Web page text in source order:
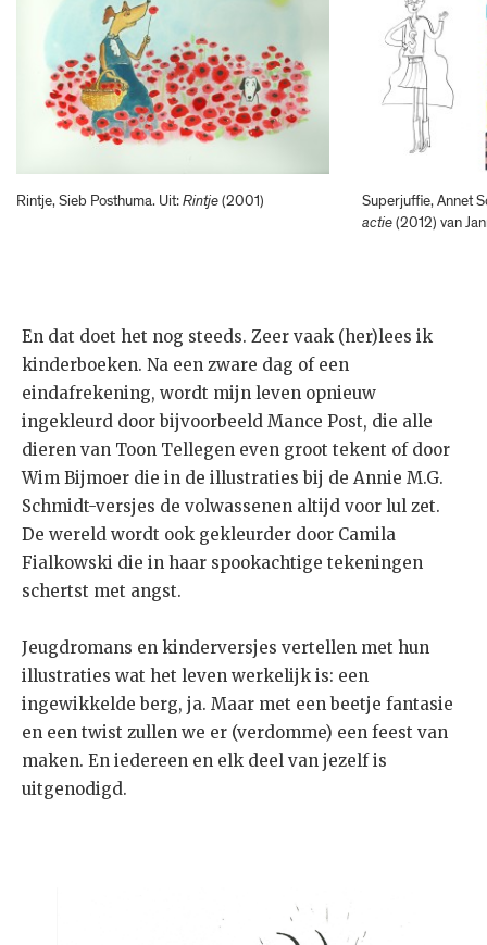
Rintje, Sieb Posthuma. Uit:Rintje(2001)
Superjuffie, Annet
actie(2012) van
En dat doet het nog steeds. Zeer vaak (her)lees ik
kinderboeken. Na een zware dag of een
eindafrekening, wordt mijn leven opnieuw
ingekleurd door bijvoorbeeld Mance Post, die alle
dieren van Toon Tellegen even groot tekent of door
Wim Bijmoer die in de illustraties bij de Annie M.G.
Schmidt-versjes de volwassenen altijd voor lul zet.
De wereld wordt ook gekleurder door Camila
Fialkowski die in haar spookachtige tekeningen
schertst met angst.
Jeugdromans en kinderversjes vertellen met hun
illustraties wat het leven werkelijk is: een
ingewikkelde berg, ja. Maar met een beetje fantasie
en een twist zullen we er (verdomme) een feest van
maken. En iedereen en elk deel van jezelf is
uitgenodigd.